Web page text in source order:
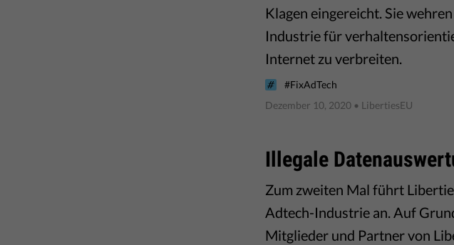
Klagen eingereicht. Sie
Industrie für
Internet zu verbreiten.
#FixAdTech
Dezember 10, 2020• LibertiesEU
Illegale
Zum zweiten Mal führt
Adtech-Industrie an. Auf
Mitglieder und Partner von